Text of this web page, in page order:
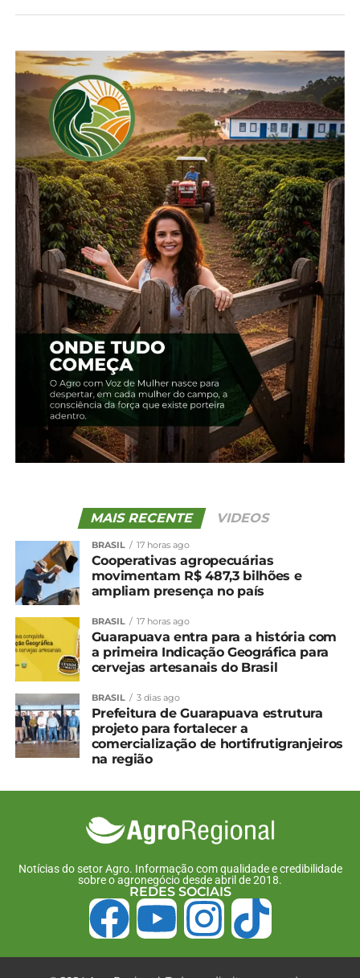
Plantio da segunda safra
6 de fevereiro, 2025
Em "Paraná"
TÓPICOS RELACIONADOS: AGRICULTURA
AGRO
AGRONEGÓCIO
SOJA
UP NEXT
Preços do trigo caem com força neste início
de outubro, aponta Cepea
NÃO PERCA
Milho: Com novas altas, Indicador retoma
patamar de jan/24
MAIS RECENTE VIDEOS
BRASIL 17 horas ago
Cooperativas agropecuárias
movimentam R$ 487,3 bilhões e
ampliam presença no país
BRASIL 17 horas ago
Guarapuava entra para a história com
a primeira Indicação Geográfica para
cervejas artesanais do Brasil
BRASIL 3 dias ago
Prefeitura de Guarapuava estrutura
projeto para fortalecer a
comercialização de hortifrutigranjeiros
na região
Notícias do setor Agro. Informação com qualidade e credibilidade
sobre o agronegócio desde abril de 2018.
REDES SOCIAIS